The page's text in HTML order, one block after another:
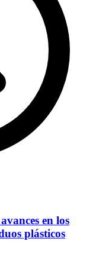
en los
plásticos